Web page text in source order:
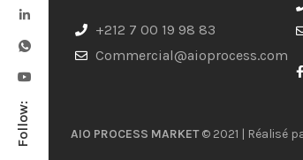
+212 7 00 19 98 83
Commercial@aioprocess.com
AIO PROCESS MARKET© 2021 | Réalisé
Follow: